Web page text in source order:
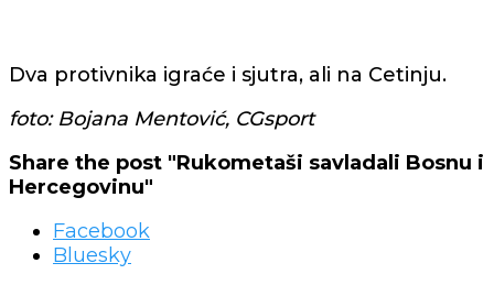
Dva protivnika igraće i sjutra, ali na Cetinju.
foto: Bojana Mentović, CGsport
Share the post "Rukometaši savladali Bosnu i
Hercegovinu"
Facebook
Bluesky